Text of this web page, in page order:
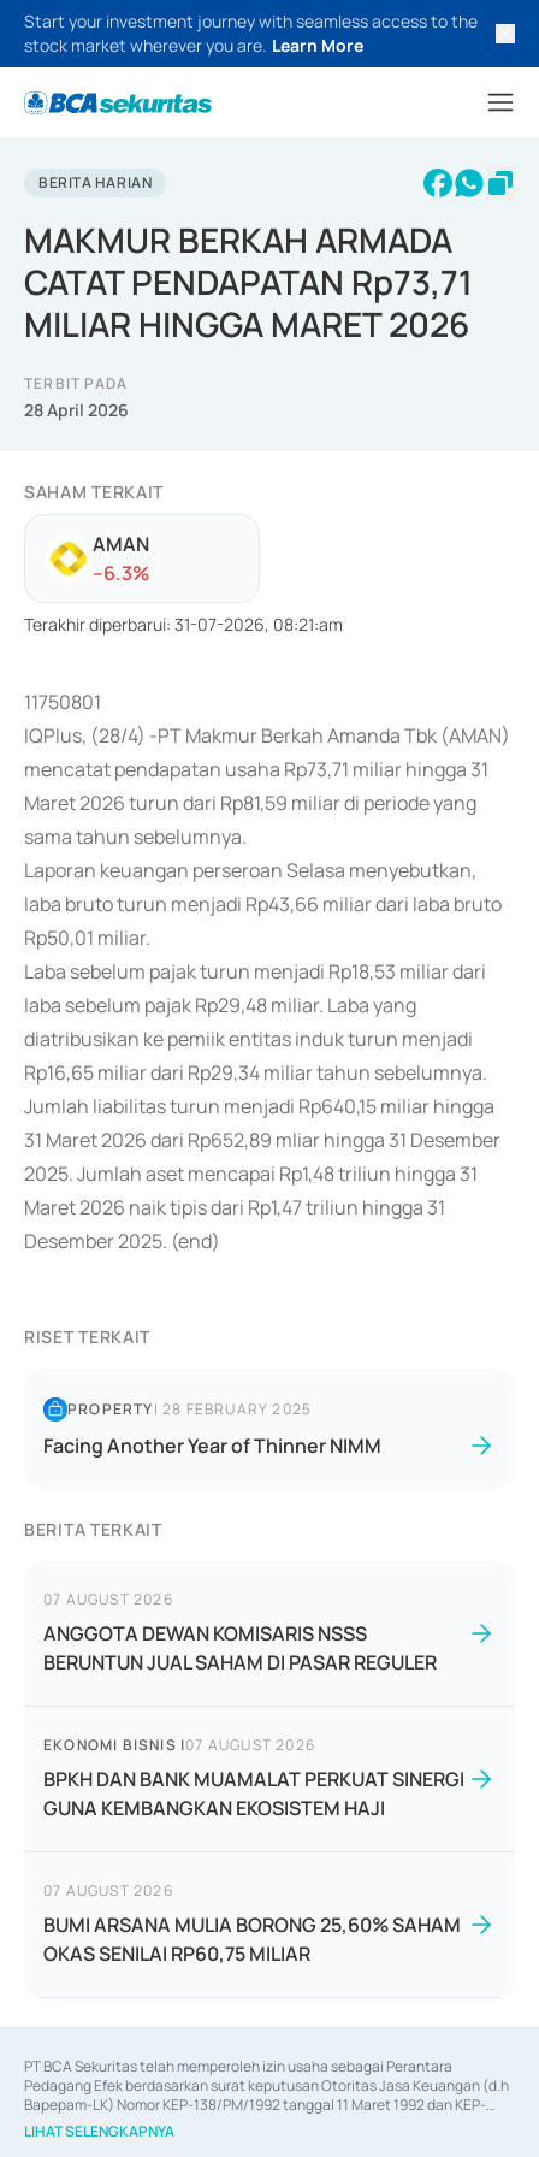
Start your investment journey with seamless access to the
stock market wherever you are. Learn More
BERITA HARIAN
MAKMUR BERKAH ARMADA
CATAT PENDAPATAN Rp73,71
MILIAR HINGGA MARET 2026
TERBIT PADA
28 April 2026
SAHAM TERKAIT
AMAN
--6.3%
Terakhir diperbarui: 31-07-2026, 08:21:am
11750801
IQPlus, (28/4) -PT Makmur Berkah Amanda Tbk (AMAN)
mencatat pendapatan usaha Rp73,71 miliar hingga 31
Maret 2026 turun dari Rp81,59 miliar di periode yang
sama tahun sebelumnya.
Laporan keuangan perseroan Selasa menyebutkan,
laba bruto turun menjadi Rp43,66 miliar dari laba bruto
Rp50,01 miliar.
Laba sebelum pajak turun menjadi Rp18,53 miliar dari
laba sebelum pajak Rp29,48 miliar. Laba yang
diatribusikan ke pemiik entitas induk turun menjadi
Rp16,65 miliar dari Rp29,34 miliar tahun sebelumnya.
Jumlah liabilitas turun menjadi Rp640,15 miliar hingga
31 Maret 2026 dari Rp652,89 mliar hingga 31 Desember
2025. Jumlah aset mencapai Rp1,48 triliun hingga 31
Maret 2026 naik tipis dari Rp1,47 triliun hingga 31
Desember 2025. (end)
RISET TERKAIT
PROPERTY|28 FEBRUARY 2025
Facing Another Year of Thinner NIMM
BERITA TERKAIT
07 AUGUST 2026
ANGGOTA DEWAN KOMISARIS NSSS
BERUNTUN JUAL SAHAM DI PASAR REGULER
EKONOMI BISNIS |07 AUGUST 2026
BPKH DAN BANK MUAMALAT PERKUAT SINERGI
GUNA KEMBANGKAN EKOSISTEM HAJI
07 AUGUST 2026
BUMI ARSANA MULIA BORONG 25,60% SAHAM
OKAS SENILAI RP60,75 MILIAR
PT BCA Sekuritas telah memperoleh izin usaha sebagai Perantara
Pedagang Efek berdasarkan surat keputusan Otoritas Jasa Keuangan (d.h
Bapepam-LK) Nomor KEP-138/PM/1992 tanggal 11 Maret 1992 dan KEP-
06/D.04/2014 tanggal 28 Februari 2014, izin usaha sebagai Penjamin Emisi
Efek berdasarkan surat keputusan Otoritas Jasa Keuangan Nomor KEP-
LIHAT SELENGKAPNYA